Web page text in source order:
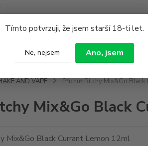
Tímto potvrzuji, že jsem starší 18-ti let.
Ne, nejsem Ano, jsem
Hledat
AND VAPE Příchuť Ritchy Mix&Go Black
Mix&Go Black